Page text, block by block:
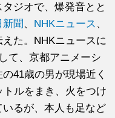
ジオで、爆発音とと
新聞 、 NHKニュース 、
た。NHKニュースに
て、京都アニメーシ
41歳の男が現場近く
ルをまき、火をつけ
るが、本人も足など